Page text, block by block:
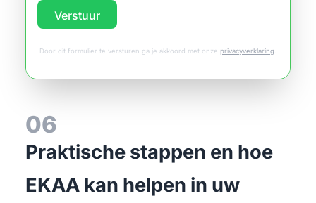
Verstuur
Door dit formulier te versturen ga je akkoord met onze privacyverklaring
06
Praktische stappen en hoe
EKAA kan helpen in uw